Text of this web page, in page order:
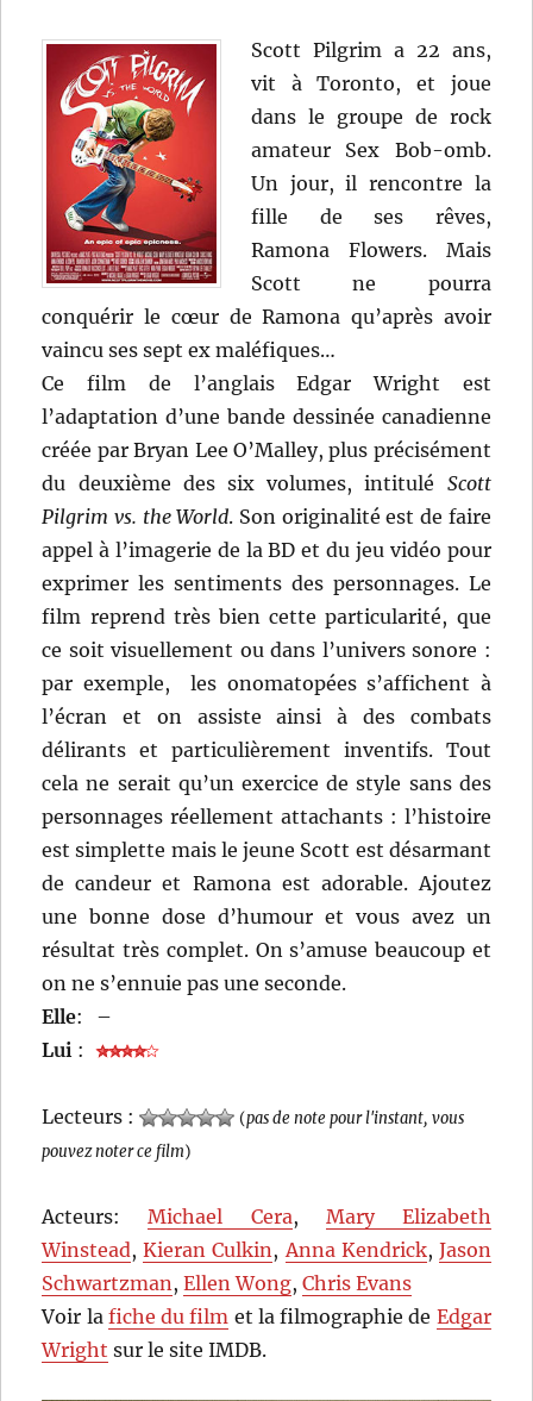
Scott Pilgrim a 22 ans,
vit à Toronto, et joue
dans le groupe de rock
amateur Sex Bob-omb.
Un jour, il rencontre la
fille de ses rêves,
Ramona Flowers. Mais
Scott ne pourra
conquérir le cœur de Ramona qu’après avoir
vaincu ses sept ex maléfiques…
Ce film de l’anglais Edgar Wright est
l’adaptation d’une bande dessinée canadienne
créée par Bryan Lee O’Malley, plus précisément
du deuxième des six volumes, intitulé Scott
Pilgrim vs. the World. Son originalité est de faire
appel à l’imagerie de la BD et du jeu vidéo pour
exprimer les sentiments des personnages. Le
film reprend très bien cette particularité, que
ce soit visuellement ou dans l’univers sonore :
par exemple, les onomatopées s’affichent à
l’écran et on assiste ainsi à des combats
délirants et particulièrement inventifs. Tout
cela ne serait qu’un exercice de style sans des
personnages réellement attachants : l’histoire
est simplette mais le jeune Scott est désarmant
de candeur et Ramona est adorable. Ajoutez
une bonne dose d’humour et vous avez un
résultat très complet. On s’amuse beaucoup et
on ne s’ennuie pas une seconde.
Elle:
–
Lui :
Lecteurs : (pas de note pour l'instant, vous
pouvez noter ce film)
Acteurs:Michael Cera, Mary Elizabeth
Winstead,Kieran Culkin , Anna Kendrick, Jason
Schwartzman ,Ellen Wong,Chris Evans
Voir la fiche du film et la filmographie de Edgar
Wright sur le site IMDB.